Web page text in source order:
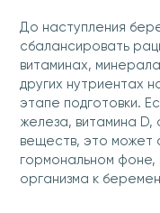
До наступления
сбалансировать
витаминах,
других нутриентах
этапе подготовки.
железа, витамина D,
веществ, это может
гормональном фоне,
организма к